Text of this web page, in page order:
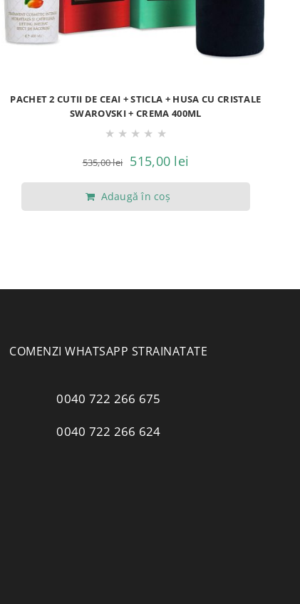
PACHET 2 CUTII DE CEAI + STICLA + HUSA CU CRISTALE
SWAROVSKI + CREMA 400ML
★ ★ ★ ★ ★
535,00lei Prețul
inițial
a
515,00 lei
curent
Adaugă în coș
COMENZI WHATSAPP STRAINATATE
0040 722 266 675
0040 722 266 624